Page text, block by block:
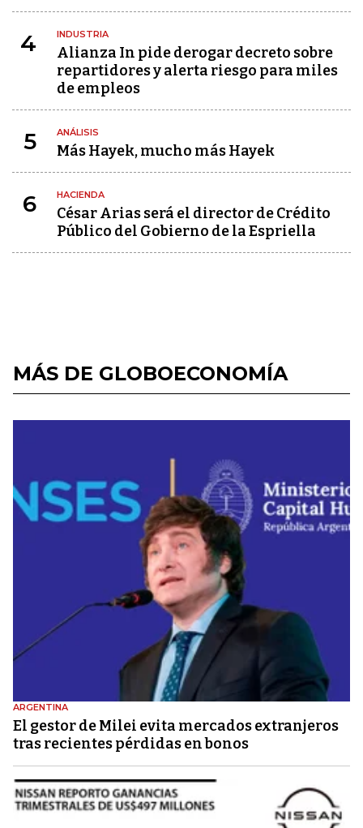
4 INDUSTRIA
Alianza In pide derogar decreto sobre
repartidores y alerta riesgo para miles
de empleos
5 ANÁLISIS
Más Hayek, mucho más Hayek
6 HACIENDA
César Arias será el director de Crédito
Público del Gobierno de la Espriella
MÁS DE GLOBOECONOMÍA
ARGENTINA
El gestor de Milei evita mercados extranjeros
tras recientes pérdidas en bonos